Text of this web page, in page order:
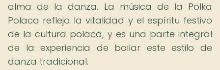
alma de la danza. La música de la Polka
Polaca refleja la vitalidad y el espíritu festivo
de la cultura polaca, y es una parte integral
de la experiencia de bailar este estilo de
danza tradicional.